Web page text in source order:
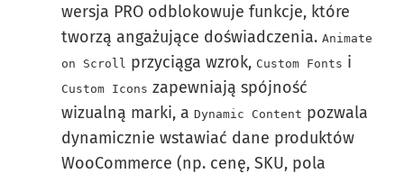
wersja PRO odblokowuje funkcje, które
tworzą angażujące doświadczenia. Animate
on Scroll przyciąga wzrok, Custom Fonts i
Custom Icons zapewniają spójność
wizualną marki, a Dynamic Content pozwala
dynamicznie wstawiać dane produktów
WooCommerce (np. cenę, SKU, pola